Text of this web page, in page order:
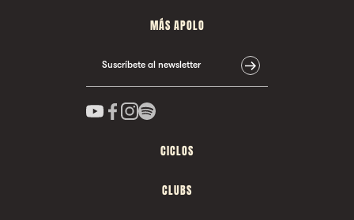
MÁS APOLO
Suscríbete al newsletter
CICLOS
CLUBS